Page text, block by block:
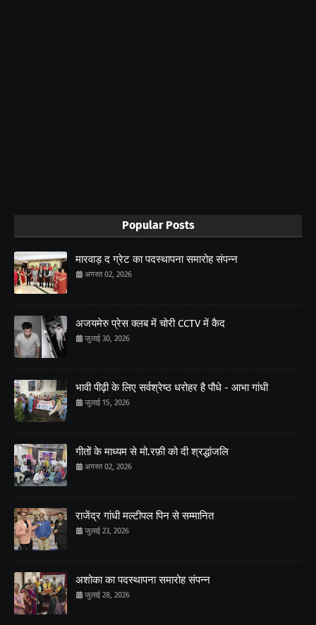
Popular Posts
मारवाड़ द ग्रेट का पदस्थापना समारोह संपन्न
अगस्त 02, 2026
अजयमेरु प्रेस क्लब में चोरी CCTV में कैद
जुलाई 30, 2026
भावी पीढ़ी के लिए सर्वश्रेष्ठ धरोहर है पौधे - आभा गांधी
जुलाई 15, 2026
गीतों के माध्यम से मो.रफ़ी को दी श्रद्धांजलि
अगस्त 02, 2026
राजेंद्र गांधी मल्टीपल पिन से सम्मानित
जुलाई 23, 2026
अशोका का पदस्थापना समारोह संपन्न
जुलाई 28, 2026